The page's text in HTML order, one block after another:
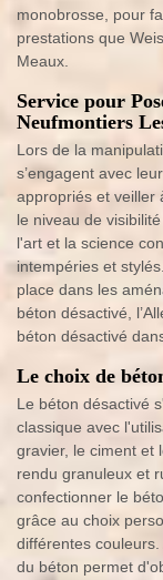
monobrosse, pour
prestations que
Meaux.
Service pour
Neufmontiers
Lors de la
s’engagent avec
appropriés et veiller
le niveau de
l'art et la science
intempéries et
place dans les
béton désactivé,
béton désactivé
Le choix de
Le béton désactivé
classique avec
gravier, le ciment et
rendu granuleux et
confectionner le
grâce au choix
différentes
du béton permet